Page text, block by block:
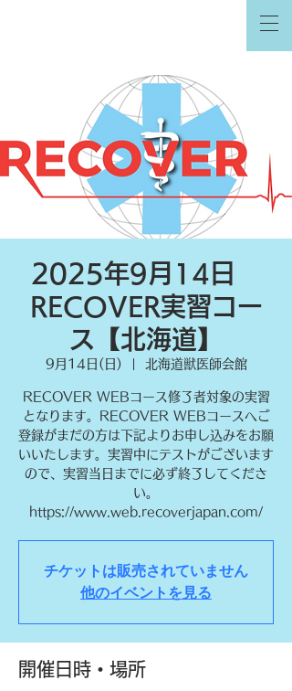
2025年9月14日
RECOVER実習コー
ス【北海道】
9月14日(日) 北海道獣医師会館
RECOVER WEBコース修了者対象の実習
となります。RECOVER WEBコースへご
登録がまだの方は下記よりお申し込みをお願
いいたします。実習中にテストがございます
ので、実習当日までに必ず終了してくださ
い。
https://www.web.recoverjapan.com/
チケットは販売されていません
他のイベントを見る
開催日時・場所